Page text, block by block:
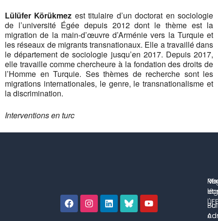
Lülüfer Körükmez est titulaire d’un doctorat en sociologie
de l’université Égée depuis 2012 dont le thème est la
migration de la main-d’œuvre d’Arménie vers la Turquie et
les réseaux de migrants transnationaux. Elle a travaillé dans
le département de sociologie jusqu’en 2017. Depuis 2017,
elle travaille comme chercheure à la fondation des droits de
l’Homme en Turquie. Ses thèmes de recherche sont les
migrations internationales, le genre, le transnationalisme et
la discrimination.
Interventions en turc
et